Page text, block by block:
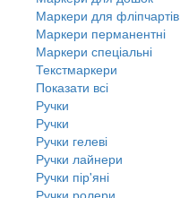
Маркери для фліпчартів
Маркери перманентні
Маркери спеціальні
Текстмаркери
Показати всі
Ручки
Ручки
Ручки гелеві
Ручки лайнери
Ручки пір'яні
Ручки ролери